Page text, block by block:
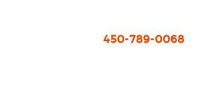
450-789-0068